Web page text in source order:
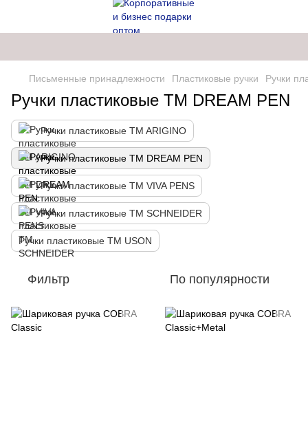
Письменные принадлежности Пластиковые ручки Ручки
Ручки пластиковые ТМ DREAM PEN
Ручки пластиковые TM ARIGINO
Ручки пластиковые ТМ DREAM PEN
Ручки пластиковые ТМ VIVA PENS
Ручки пластиковые ТМ SCHNEIDER
Ручки пластиковые ТМ USON
Фильтр По популярности